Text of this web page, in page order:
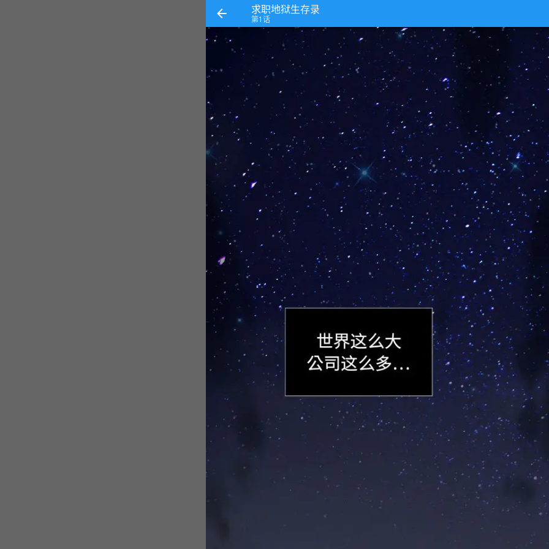
求职地狱生存录
第1话